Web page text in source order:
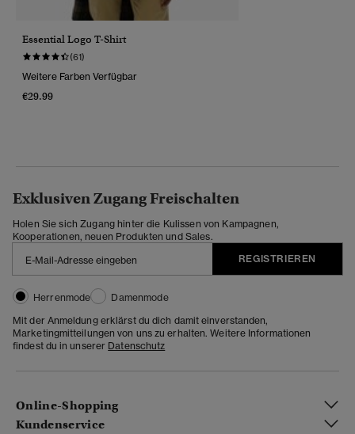
Essential Logo T-Shirt
(61)
Weitere Farben Verfügbar
€29.99
Exklusiven Zugang Freischalten
Holen Sie sich Zugang hinter die Kulissen von Kampagnen,
Kooperationen, neuen Produkten und Sales.
REGISTRIEREN
Herrenmode
Damenmode
Mit der Anmeldung erklärst du dich damit einverstanden,
Marketingmitteilungen von uns zu erhalten. Weitere Informationen
findest du in unserer Datenschutz
Online-Shopping
Kundenservice